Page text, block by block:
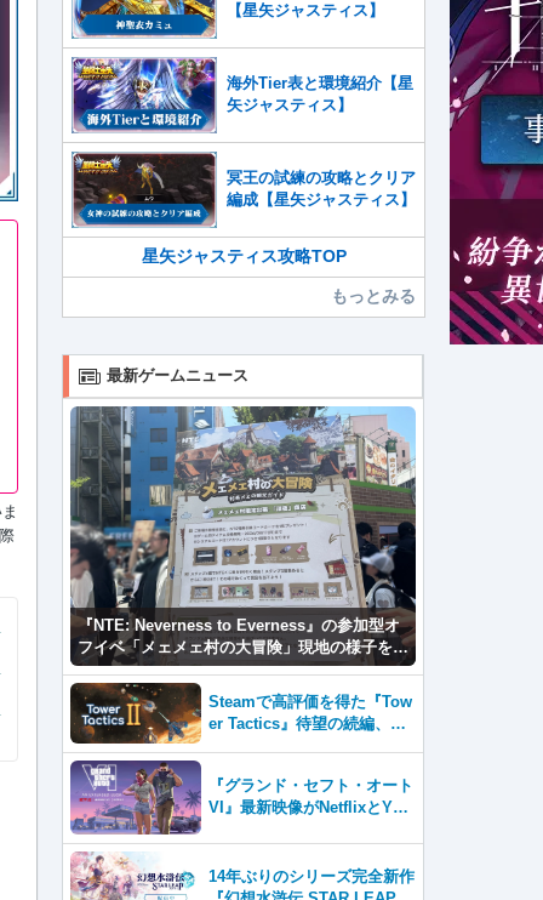
【星矢ジャスティス】
海外Tier表と環境紹介【星
矢ジャスティス】
冥王の試練の攻略とクリア
編成【星矢ジャスティス】
星矢ジャスティス攻略TOP
もっとみる
最新ゲームニュース
『NTE: Neverness to Everness』の参加型オ
フイベ「メェメェ村の大冒険」現地の様子をレ
ポ！ミニゲームやコスプレイヤー撮影など盛り
だくさん！
Steamで高評価を得た『Tow
er Tactics』待望の続編、『T
『グランド・セフト・オート
VI』最新映像がNetflixとYou
14年ぶりのシリーズ完全新作